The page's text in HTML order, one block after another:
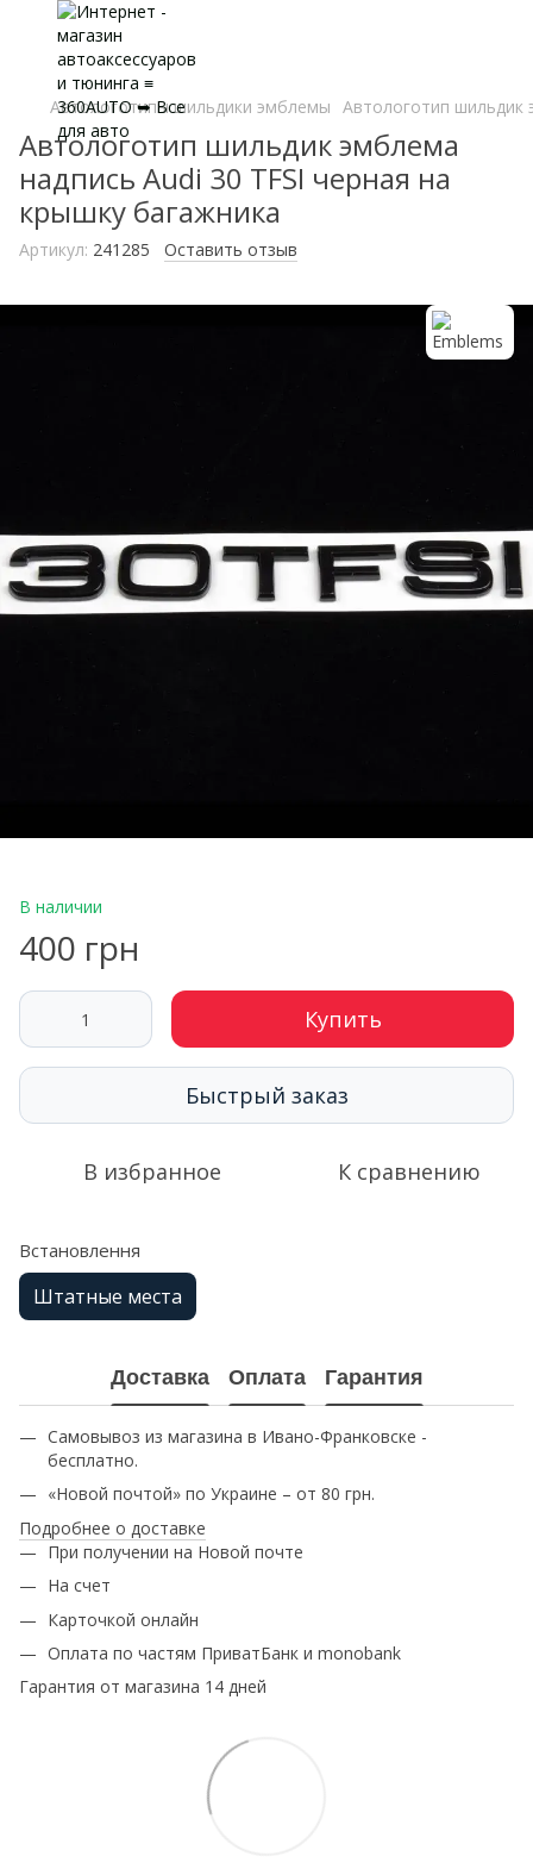
Автологотипы шильдики эмблемы Автологотип шильдик
Автологотип шильдик эмблема
надпись Audi 30 TFSI черная на
крышку багажника
Артикул: 241285 Оставить отзыв
В наличии
400 грн
Купить
Быстрый заказ
В избранное К сравнению
Встановлення
Штатные места
Доставка Оплата Гарантия
Самовывоз из магазина в Ивано-Франковске -
бесплатно.
«Новой почтой» по Украине – от 80 грн.
Подробнее о доставке
При получении на Новой почте
На счет
Карточкой онлайн
Оплата по частям ПриватБанк и monobank
Гарантия от магазина 14 дней